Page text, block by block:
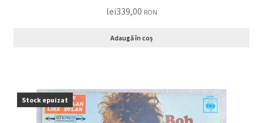
lei339,00 RON
Adaugă în coș
Stock epuizat